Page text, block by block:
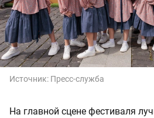
Источник: Пресс-служба
На главной сцене фестиваля